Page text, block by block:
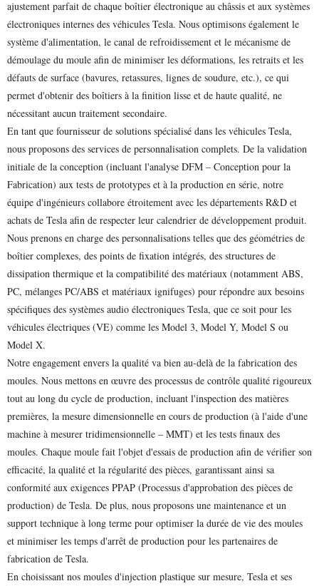
ajustement parfait de chaque boîtier électronique au châssis et aux systèmes
électroniques internes des véhicules Tesla. Nous optimisons également le
système d'alimentation, le canal de refroidissement et le mécanisme de
démoulage du moule afin de minimiser les déformations, les retraits et les
défauts de surface (bavures, retassures, lignes de soudure, etc.), ce qui
permet d'obtenir des boîtiers à la finition lisse et de haute qualité, ne
nécessitant aucun traitement secondaire.
En tant que fournisseur de solutions spécialisé dans les véhicules Tesla,
nous proposons des services de personnalisation complets. De la validation
initiale de la conception (incluant l'analyse DFM – Conception pour la
Fabrication) aux tests de prototypes et à la production en série, notre
équipe d'ingénieurs collabore étroitement avec les départements R&D et
achats de Tesla afin de respecter leur calendrier de développement produit.
Nous prenons en charge des personnalisations telles que des géométries de
boîtier complexes, des points de fixation intégrés, des structures de
dissipation thermique et la compatibilité des matériaux (notamment ABS,
PC, mélanges PC/ABS et matériaux ignifuges) pour répondre aux besoins
spécifiques des systèmes audio électroniques Tesla, que ce soit pour les
véhicules électriques (VE) comme les Model 3, Model Y, Model S ou
Model X.
Notre engagement envers la qualité va bien au-delà de la fabrication des
moules. Nous mettons en œuvre des processus de contrôle qualité rigoureux
tout au long du cycle de production, incluant l'inspection des matières
premières, la mesure dimensionnelle en cours de production (à l'aide d'une
machine à mesurer tridimensionnelle – MMT) et les tests finaux des
moules. Chaque moule fait l'objet d'essais de production afin de vérifier son
efficacité, la qualité et la régularité des pièces, garantissant ainsi sa
conformité aux exigences PPAP (Processus d'approbation des pièces de
production) de Tesla. De plus, nous proposons une maintenance et un
support technique à long terme pour optimiser la durée de vie des moules
et minimiser les temps d'arrêt de production pour les partenaires de
fabrication de Tesla.
En choisissant nos moules d'injection plastique sur mesure, Tesla et ses